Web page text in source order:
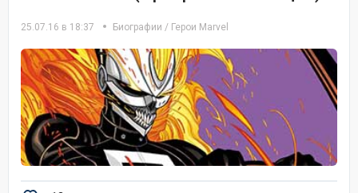
25.07.16 в 18:37 Биографии / Герои Marvel